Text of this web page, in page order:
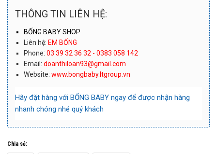
THÔNG TIN LIÊN HỆ:
BỐNG BABY SHOP
Liên hệ: EM BỐNG
Phone: 03 39 32 36 32 - 0383 058 142
Email: doanthiloan93@gmail.com
Website: www.bongbaby.ltgroup.vn
Hãy đặt hàng với BỐNG BABY ngay để được nhận hàng
nhanh chóng nhé quý khách
Chia sẻ: